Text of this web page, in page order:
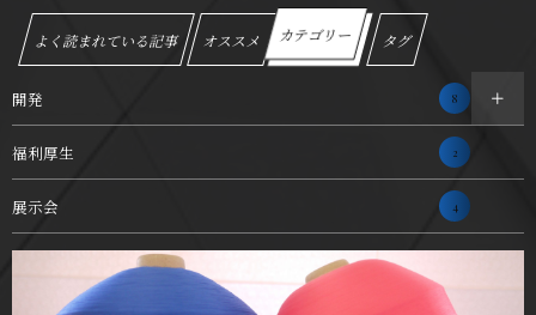
よく読まれている記事 オススメ カテゴリー タグ
開発 8
福利厚生 2
展示会 4